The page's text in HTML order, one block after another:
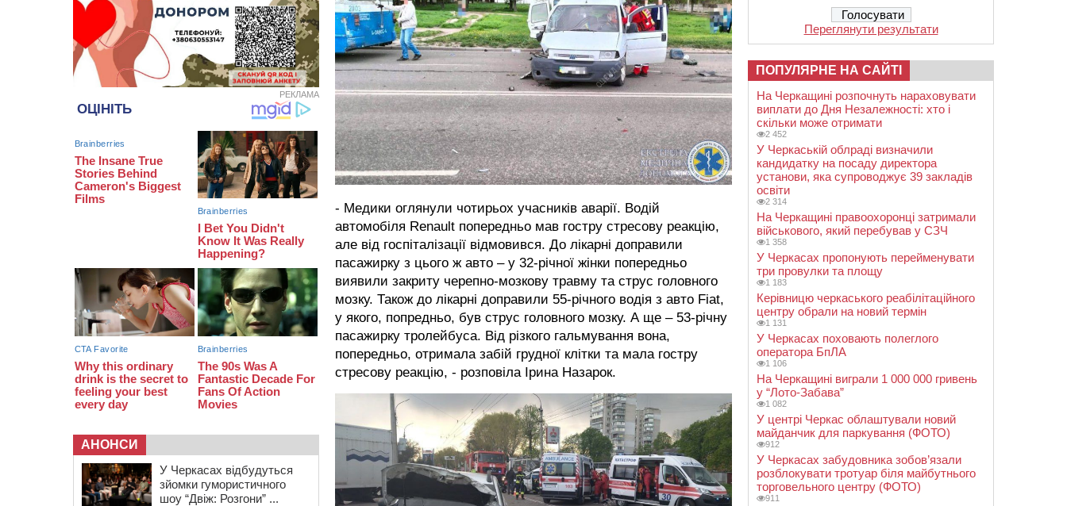
- Медики оглянули чотирьох учасників аварії. Водій
автомобіля Renault попередньо мав гостру стресову реакцію,
але від госпіталізації відмовився. До лікарні доправили
пасажирку з цього ж авто – у 32-річної жінки попередньо
виявили закриту черепно-мозкову травму та струс головного
мозку. Також до лікарні доправили 55-річного водія з авто Fiat,
у якого, попредньо, був струс головного мозку. А ще – 53-річну
пасажирку тролейбуса. Від різкого гальмування вона,
попередньо, отримала забій грудної клітки та мала гостру
стресову реакцію, - розповіла Ірина Назарок.
09:42
“Черкасиводоканал” пропонує
підвищити тарифи на воду та
водовідведення з 2027 року
09:08
Встановити гойдалки, карусель і
закупити іграшки: у Черкасах
дитсадку
“На щиті” у Чорнобаївську
громаду повертається полеглий
біля Кліщіївки воїн
07:30 Понад 968 мільйонів гривень
06 СЕРПНЯ 2026, ЧЕТВЕР
Вісім медалей, з яких чотири
золоті: черкаські спортсмени
тріумфували на чемпіонаті України
РЕКЛАМА
АНОНСИ
У Черкасах відбудуться
зйомки гумористичного
шоу “Двіж: Розгони” ...
Переглянути результати
ПОПУЛЯРНЕ НА САЙТІ
На Черкащині розпочнуть нараховувати
виплати до Дня Незалежності: хто і
скільки може отримати
2 452
У Черкаській облраді визначили
кандидатку на посаду директора
установи, яка супроводжує 39 закладів
освіти
2 314
На Черкащині правоохоронці затримали
військового, який перебував у СЗЧ
1 358
У Черкасах пропонують перейменувати
три провулки та площу
1 183
Керівницю черкаського реабілітаційного
центру обрали на новий термін
1 131
У Черкасах поховають полеглого
оператора БпЛА
1 106
На Черкащині виграли 1 000 000 гривень
у “Лото-Забава”
1 082
У центрі Черкас облаштували новий
майданчик для паркування (ФОТО)
912
У Черкасах забудовника зобов’язали
розблокувати тротуар біля майбутнього
торговельного центру (ФОТО)
911